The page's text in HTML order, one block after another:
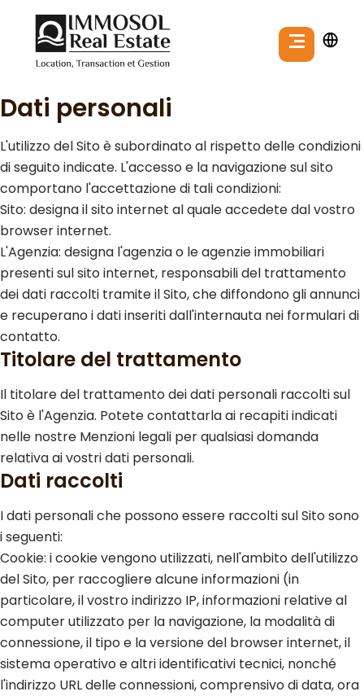
Dati personali
L'utilizzo del Sito è subordinato al rispetto delle condizioni
di seguito indicate. L'accesso e la navigazione sul sito
comportano l'accettazione di tali condizioni:
Sito: designa il sito internet al quale accedete dal vostro
browser internet.
L'Agenzia: designa l'agenzia o le agenzie immobiliari
presenti sul sito internet, responsabili del trattamento
dei dati raccolti tramite il Sito, che diffondono gli annunci
e recuperano i dati inseriti dall'internauta nei formulari di
contatto.
Titolare del trattamento
Il titolare del trattamento dei dati personali raccolti sul
Sito è l'Agenzia. Potete contattarla ai recapiti indicati
nelle nostre Menzioni legali per qualsiasi domanda
relativa ai vostri dati personali.
Dati raccolti
I dati personali che possono essere raccolti sul Sito sono
i seguenti:
Cookie: i cookie vengono utilizzati, nell'ambito dell'utilizzo
del Sito, per raccogliere alcune informazioni (in
particolare, il vostro indirizzo IP, informazioni relative al
computer utilizzato per la navigazione, la modalità di
connessione, il tipo e la versione del browser internet, il
sistema operativo e altri identificativi tecnici, nonché
l'indirizzo URL delle connessioni, comprensivo di data, ora